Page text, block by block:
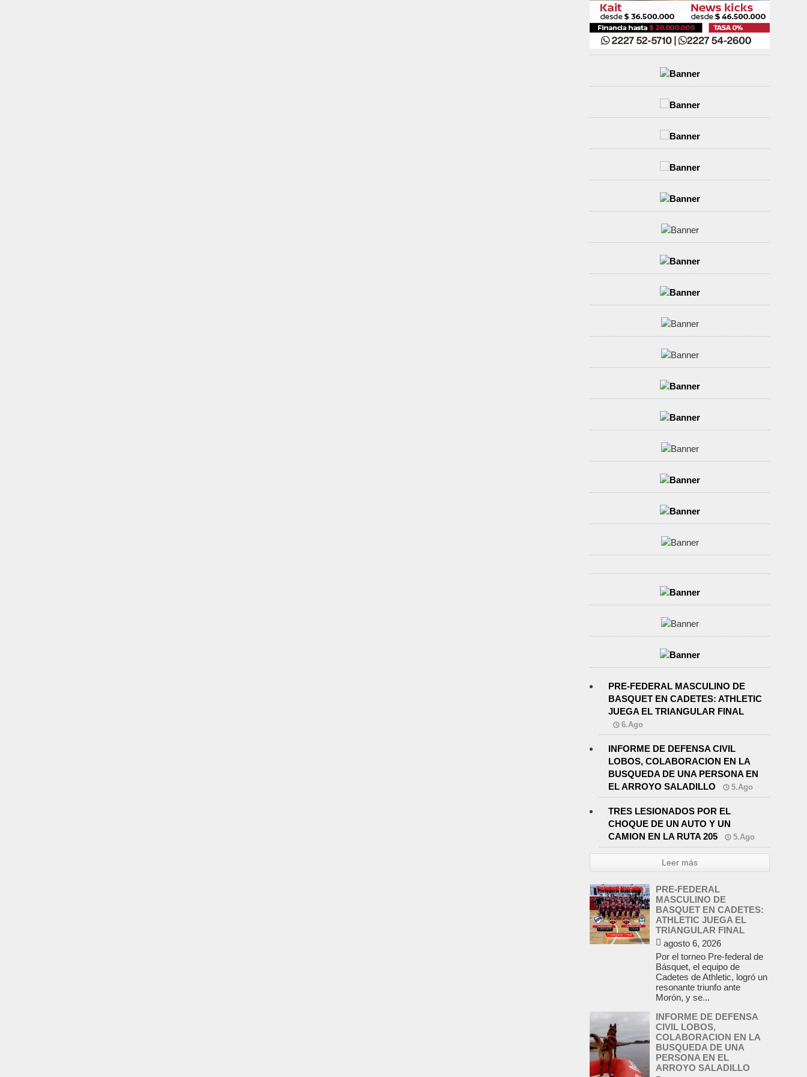
PRE-FEDERAL MASCULINO DE
BASQUET EN CADETES: ATHLETIC
JUEGA EL TRIANGULAR FINAL
6.Ago
INFORME DE DEFENSA CIVIL
LOBOS, COLABORACION EN LA
BUSQUEDA DE UNA PERSONA EN
EL ARROYO SALADILLO
5.Ago
TRES LESIONADOS POR EL
CHOQUE DE UN AUTO Y UN
CAMION EN LA RUTA 205
5.Ago
Leer más
PRE-FEDERAL
MASCULINO DE
BASQUET EN CADETES:
ATHLETIC JUEGA EL
TRIANGULAR FINAL
agosto 6, 2026
Por el torneo Pre-federal de
Básquet, el equipo de
Cadetes de Athletic, logró un
resonante triunfo ante
Morón, y se...
INFORME DE DEFENSA
CIVIL LOBOS,
COLABORACION EN LA
BUSQUEDA DE UNA
PERSONA EN EL
ARROYO SALADILLO